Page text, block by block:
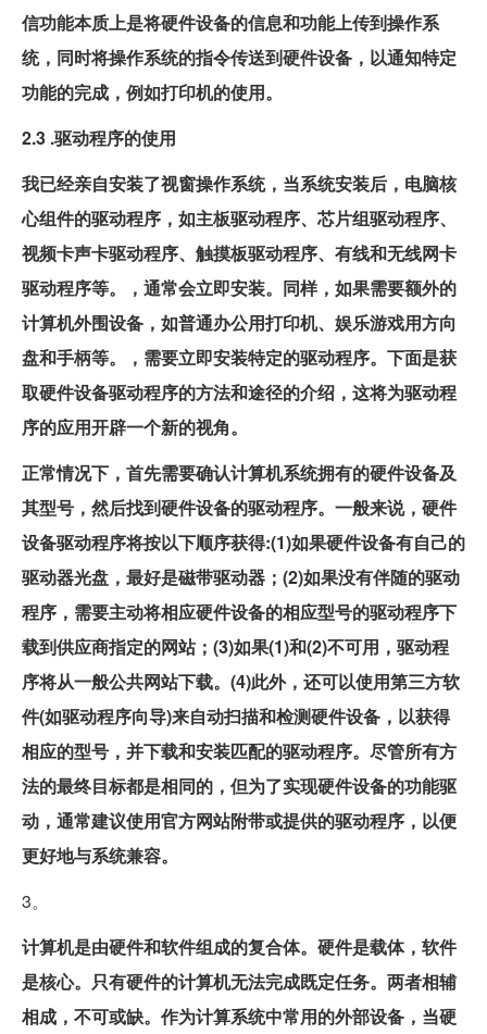
信功能本质上是将硬件设备的信息和功能上传到操作系
统，同时将操作系统的指令传送到硬件设备，以通知特定
功能的完成，例如打印机的使用。
2.3 .驱动程序的使用
我已经亲自安装了视窗操作系统，当系统安装后，电脑核
心组件的驱动程序，如主板驱动程序、芯片组驱动程序、
视频卡声卡驱动程序、触摸板驱动程序、有线和无线网卡
驱动程序等。，通常会立即安装。同样，如果需要额外的
计算机外围设备，如普通办公用打印机、娱乐游戏用方向
盘和手柄等。，需要立即安装特定的驱动程序。下面是获
取硬件设备驱动程序的方法和途径的介绍，这将为驱动程
序的应用开辟一个新的视角。
正常情况下，首先需要确认计算机系统拥有的硬件设备及
其型号，然后找到硬件设备的驱动程序。一般来说，硬件
设备驱动程序将按以下顺序获得:(1)如果硬件设备有自己的
驱动器光盘，最好是磁带驱动器；(2)如果没有伴随的驱动
程序，需要主动将相应硬件设备的相应型号的驱动程序下
载到供应商指定的网站；(3)如果(1)和(2)不可用，驱动程
序将从一般公共网站下载。(4)此外，还可以使用第三方软
件(如驱动程序向导)来自动扫描和检测硬件设备，以获得
相应的型号，并下载和安装匹配的驱动程序。尽管所有方
法的最终目标都是相同的，但为了实现硬件设备的功能驱
动，通常建议使用官方网站附带或提供的驱动程序，以便
更好地与系统兼容。
3。
计算机是由硬件和软件组成的复合体。硬件是载体，软件
是核心。只有硬件的计算机无法完成既定任务。两者相辅
相成，不可或缺。作为计算系统中常用的外部设备，当硬